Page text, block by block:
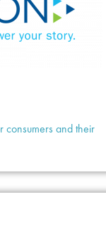
consumers and their